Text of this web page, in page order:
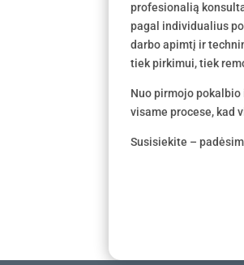
profesionalią
pagal individualius
darbo apimtį ir
tiek pirkimui, tiek
Nuo pirmojo
visame procese, kad
Susisiekite –